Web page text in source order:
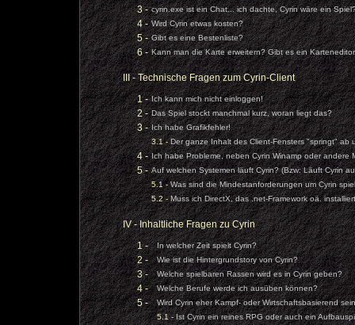
3 - cyrin.exe ist ein Chat... ich dachte, Cyrin wäre ein
4 - Wird Cyrin etwas kosten?
5 - Gibt es eine Bestenliste?
6 - Kann man die Karte erweitern? Gibt es ein
III - Technische Fragen zum Cyrin-Client
1 - Ich kann mich nicht einloggen!
2 - Das Spiel stockt manchmal kurz, woran liegt das?
3 - Ich habe Grafikfehler!
3.1 -Der ganze Inhalt des Client-Fensters "springt" ab
4 - Ich habe Probleme, neben Cyrin Winamp oder andere
5 - Auf welchen Systemen läuft Cyrin? (Bzw: Läuft Cyrin
5.1 - Was sind die Mindestanforderungen um Cyrin
5.2 -Muss ich DirectX, das .net-Framework oä.
IV - Inhaltliche Fragen zu Cyrin
1 -
In welcher Zeit spielt Cyrin?
2 - Wie ist die Hintergrundstory von Cyrin?
3 - Welche spielbaren Rassen wird es in Cyrin geben?
4 - Welche Berufe werde ich ausüben können?
5 -
Wird Cyrin eher Kampf- oder Wirtschaftsbasierend
5.1 -Ist Cyrin ein reines RPG oder auch ein